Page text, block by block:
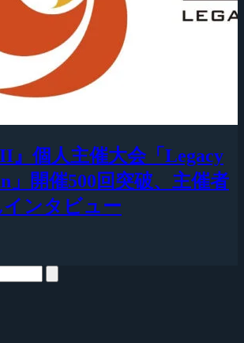
』個人主催大会「Legacy
」開催500回突破、主催者
ンタビュー